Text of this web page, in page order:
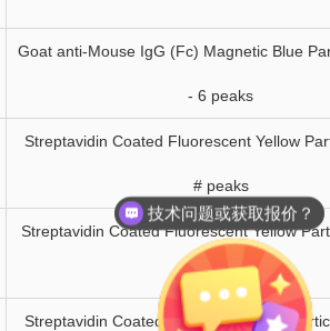
Goat anti-Mouse IgG (Fc) Magnetic Blue
- 6 peaks
Streptavidin Coated Fluorescent Yellow
# peaks
Streptavidin Coated Fluorescent Yellow
# peaks
Streptavidin Coated Fluorescent Pink
技术问题或获取报价？